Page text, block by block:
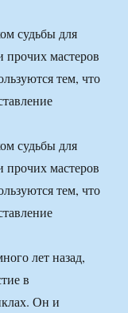
судьбы для
прочих мастеров
тем, что
судьбы для
прочих мастеров
тем, что
лет назад,
в
Он и